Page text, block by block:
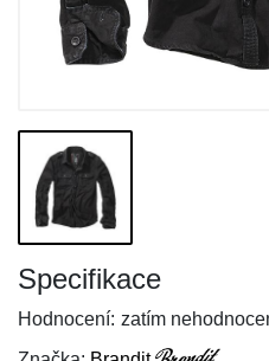
Specifikace
Hodnocení: zatím